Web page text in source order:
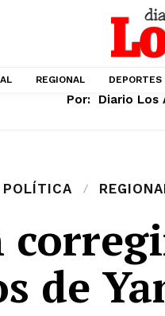
REGIONAL DEPORTES
Por: Diario Los
POLÍTICA
de